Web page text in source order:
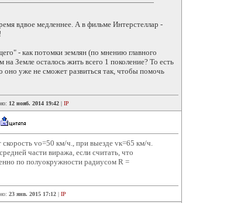
вдвое медленнее. А в фильме Интерстеллар -
- как потомки землян (по мнению главного
Земле осталось жить всего 1 поколение? То есть
оно уже не сможет развиться так, чтобы помочь
12 нояб. 2014 19:42 | IP
vo=50 км/ч., при выезде vк=65 км/ч.
части виража, если считать, что
по полуокружности радиусом R =
23 янв. 2015 17:12 | IP